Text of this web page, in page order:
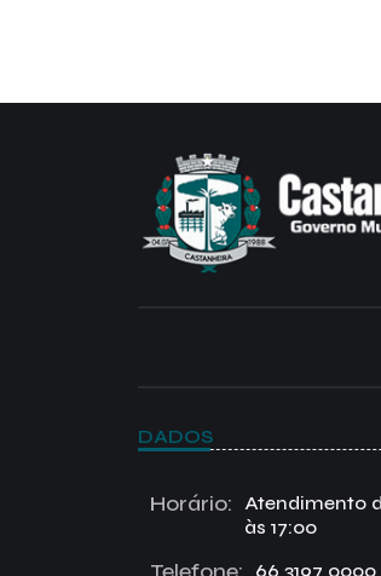
DADOS
Horário:
Atendimento
às 17:00
66 3197 0000